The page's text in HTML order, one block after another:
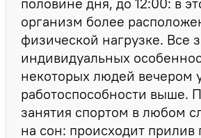
организм более
физической нагрузке. Все
индивидуальных
некоторых людей вечером
работоспособности выше.
занятия спортом в любом
на сон: происходит прилив